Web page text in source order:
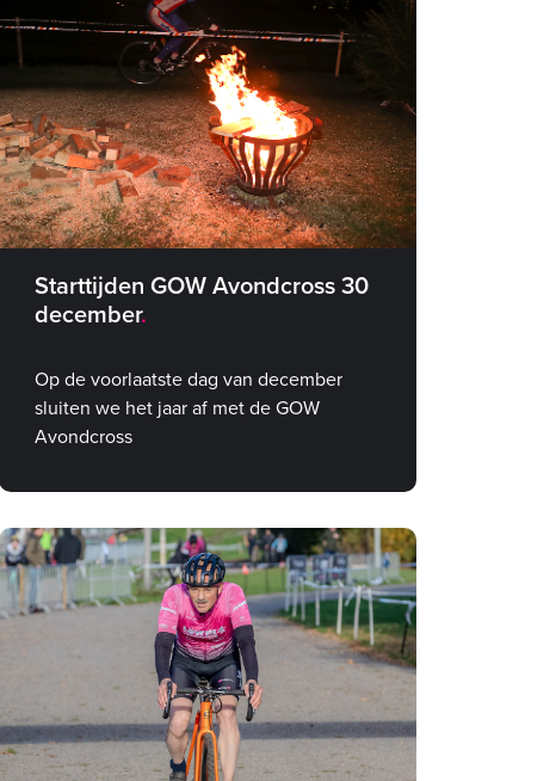
Starttijden GOW Avondcross 30
december
Op de voorlaatste dag van december
sluiten we het jaar af met de GOW
Avondcross